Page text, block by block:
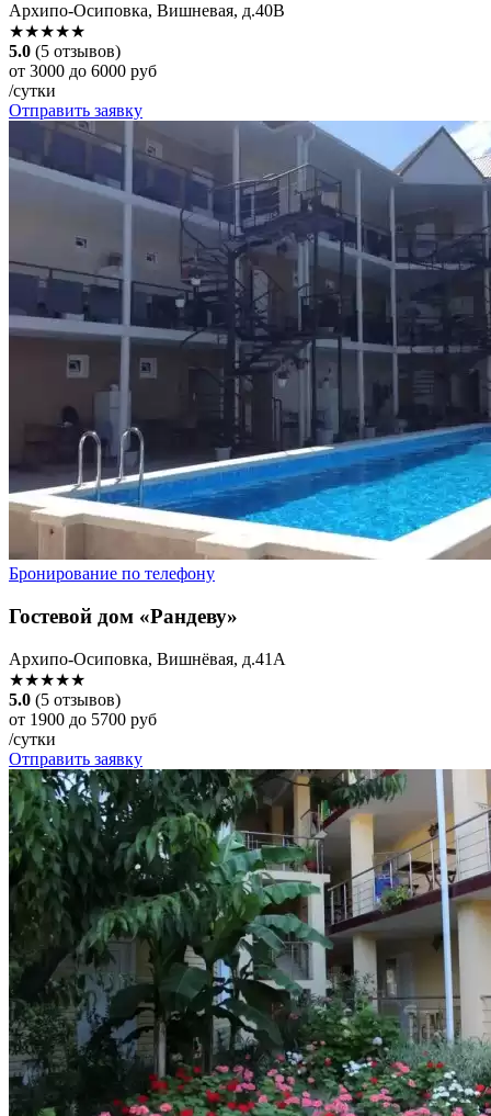
Архипо-Осиповка, Вишневая, д.40В
★★★★★
5.0 (5 отзывов)
от 3000 до 6000 руб
/сутки
Отправить заявку
Бронирование по телефону
Гостевой дом «Рандеву»
Архипо-Осиповка, Вишнёвая, д.41А
★★★★★
5.0 (5 отзывов)
от 1900 до 5700 руб
/сутки
Отправить заявку